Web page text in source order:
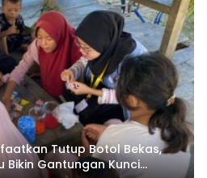
Tutup Botol Bekas,
Bikin Gantungan Kunci